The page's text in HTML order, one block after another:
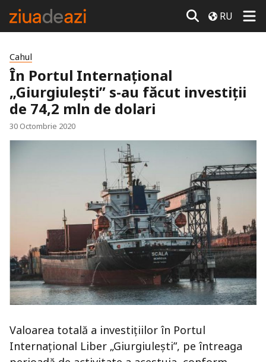
RU
Cahul
În Portul Internațional
„Giurgiulești” s-au făcut investiții
de 74,2 mln de dolari
30 Octombrie 2020
Valoarea totală a investițiilor în Portul
Internațional Liber „Giurgiulești”, pe întreaga